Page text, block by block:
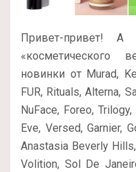
Привет-привет!
«косметического
новинки от Murad,
FUR, Rituals, Alterna,
NuFace, Foreo,
Eve, Versed, Garnier,
Anastasia Beverly
Volition, Sol De